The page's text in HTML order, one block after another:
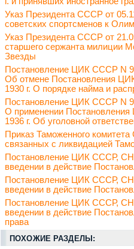
Указ Президента СССР от
советских спортсменов к
Указ Президента СССР от
старшего сержанта милиции
Звезды
Постановление ЦИК СССР N
Об отмене Постановления
1930 г. О порядке найма и
Постановление ЦИК СССР N
О применении
1936 г. Об уголовной
Приказ Таможенного
связанных с ликвидацией
Постановление ЦИК СССР,
введении в действие
Постановление ЦИК СССР,
введении в действие
Постановление ЦИК СССР,
введении в действие
права
ПОХОЖИЕ РАЗДЕЛЫ: